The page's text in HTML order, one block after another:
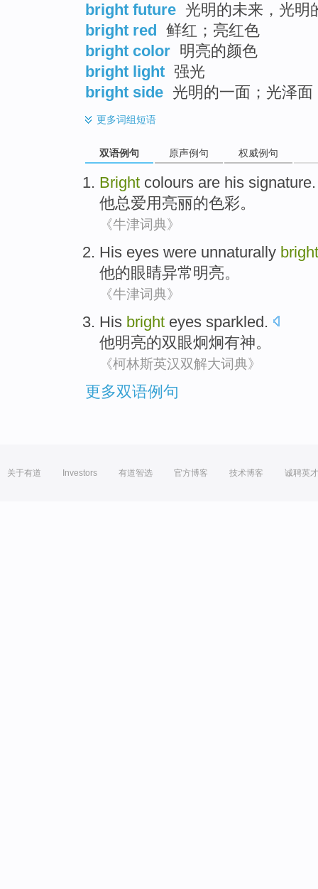
bright future 光明的未来，光明
bright red 鲜红；亮红色
bright color 明亮的颜色
bright light 强光
bright side 光明的一面；光泽
更多词组短语
双语例句 原声例句 权威例句
Bright colours are his signature.
他总爱用 亮丽的色彩。
《牛津词典》
His eyes were unnaturally bright
他的眼睛异常明亮。
《牛津词典》
His bright eyes sparkled.
他明亮的双眼炯炯有神。
《柯林斯英汉双解大词典》
更多双语例句
关于有道 Investors 有道智选 官方博客 技术博客 诚聘英才